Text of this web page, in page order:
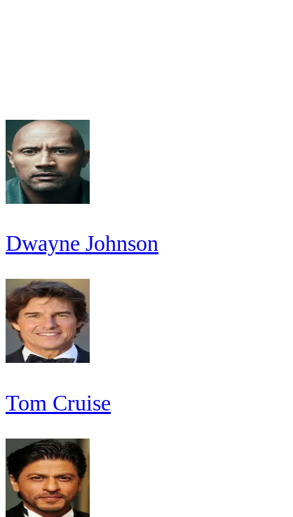
Dwayne Johnson
Tom Cruise